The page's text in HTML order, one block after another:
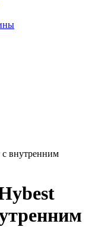
с внутренним